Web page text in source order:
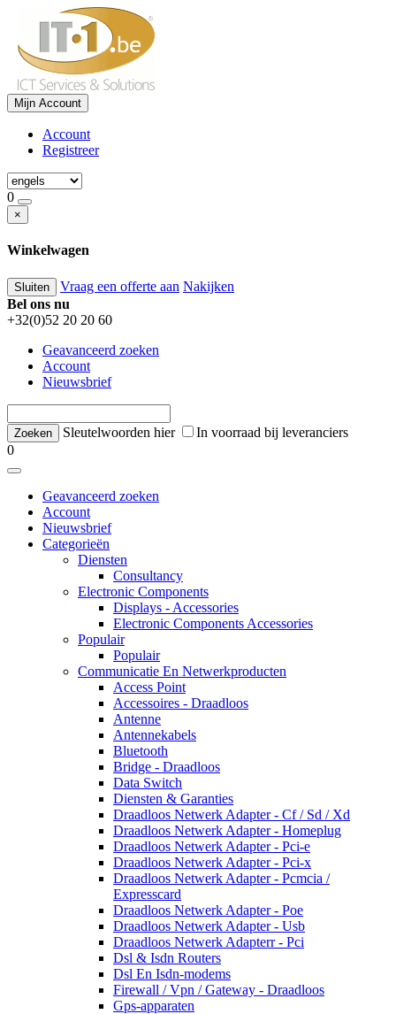
Mijn Account
Account
Registreer
0
×
Winkelwagen
Sluiten Vraag een offerte aan Nakijken
Bel ons nu
+32(0)52 20 20 60
Geavanceerd zoeken
Account
Nieuwsbrief
Sleutelwoorden hier
In voorraad bij leveranciers
0
Geavanceerd zoeken
Account
Nieuwsbrief
Categorieën
Diensten
Consultancy
Electronic Components
Displays - Accessories
Electronic Components Accessories
Populair
Populair
Communicatie En Netwerkproducten
Access Point
Accessoires - Draadloos
Antenne
Antennekabels
Bluetooth
Bridge - Draadloos
Data Switch
Diensten & Garanties
Draadloos Netwerk Adapter - Cf / Sd / Xd
Draadloos Netwerk Adapter - Homeplug
Draadloos Netwerk Adapter - Pci-e
Draadloos Netwerk Adapter - Pci-x
Draadloos Netwerk Adapter - Pcmcia /
Expresscard
Draadloos Netwerk Adapter - Poe
Draadloos Netwerk Adapter - Usb
Draadloos Netwerk Adapterr - Pci
Dsl & Isdn Routers
Dsl En Isdn-modems
Firewall / Vpn / Gateway - Draadloos
Gps-apparaten